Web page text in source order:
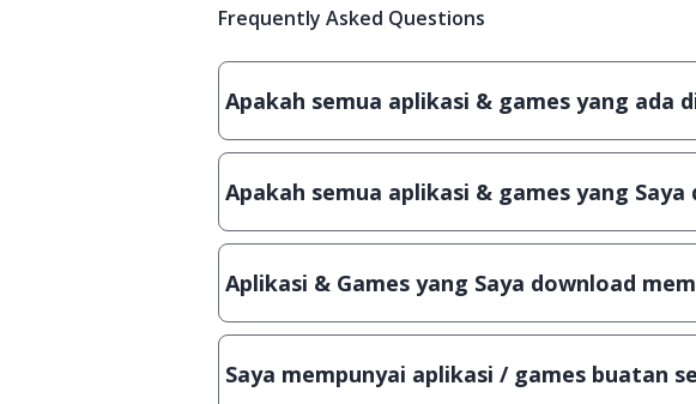
Frequently Asked Questions
Apakah semua aplikasi & games yang ada
Ya, JalanTikus hanya membagikan aplikasi &
Apakah semua aplikasi & games yang
Ya, JalanTikus selalu melakukan scanning
Aplikasi & Games yang Saya download
Meskipun dibagikan secara gratis, namun ada
Saya mempunyai aplikasi / games buatan